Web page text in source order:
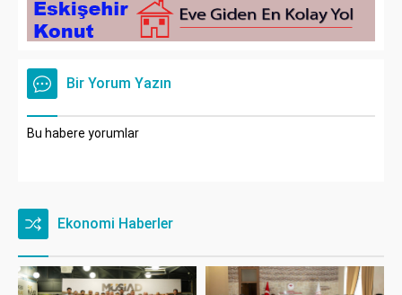
Bir Yorum Yazın
Bu habere yorumlar
Ekonomi Haberler